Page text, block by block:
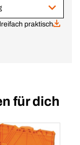
praktisch
für dich